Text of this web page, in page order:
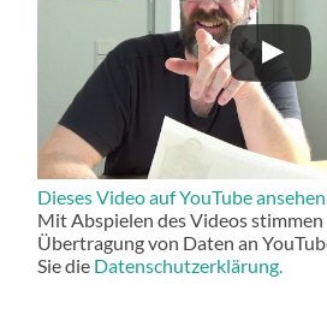
Dieses Video auf YouTube ansehen
Mit Abspielen des Videos stimmen
Übertragung von Daten an
Sie die Datenschutzerklärung.